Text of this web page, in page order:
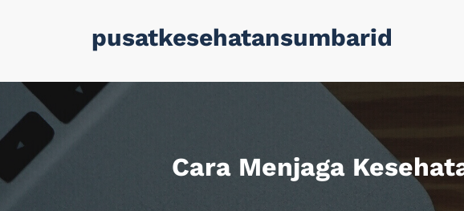
pusatkesehatansumbarid
Cara Menjaga